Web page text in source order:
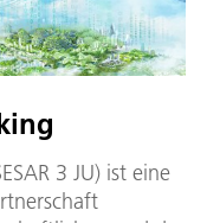
3 JU) ist eine